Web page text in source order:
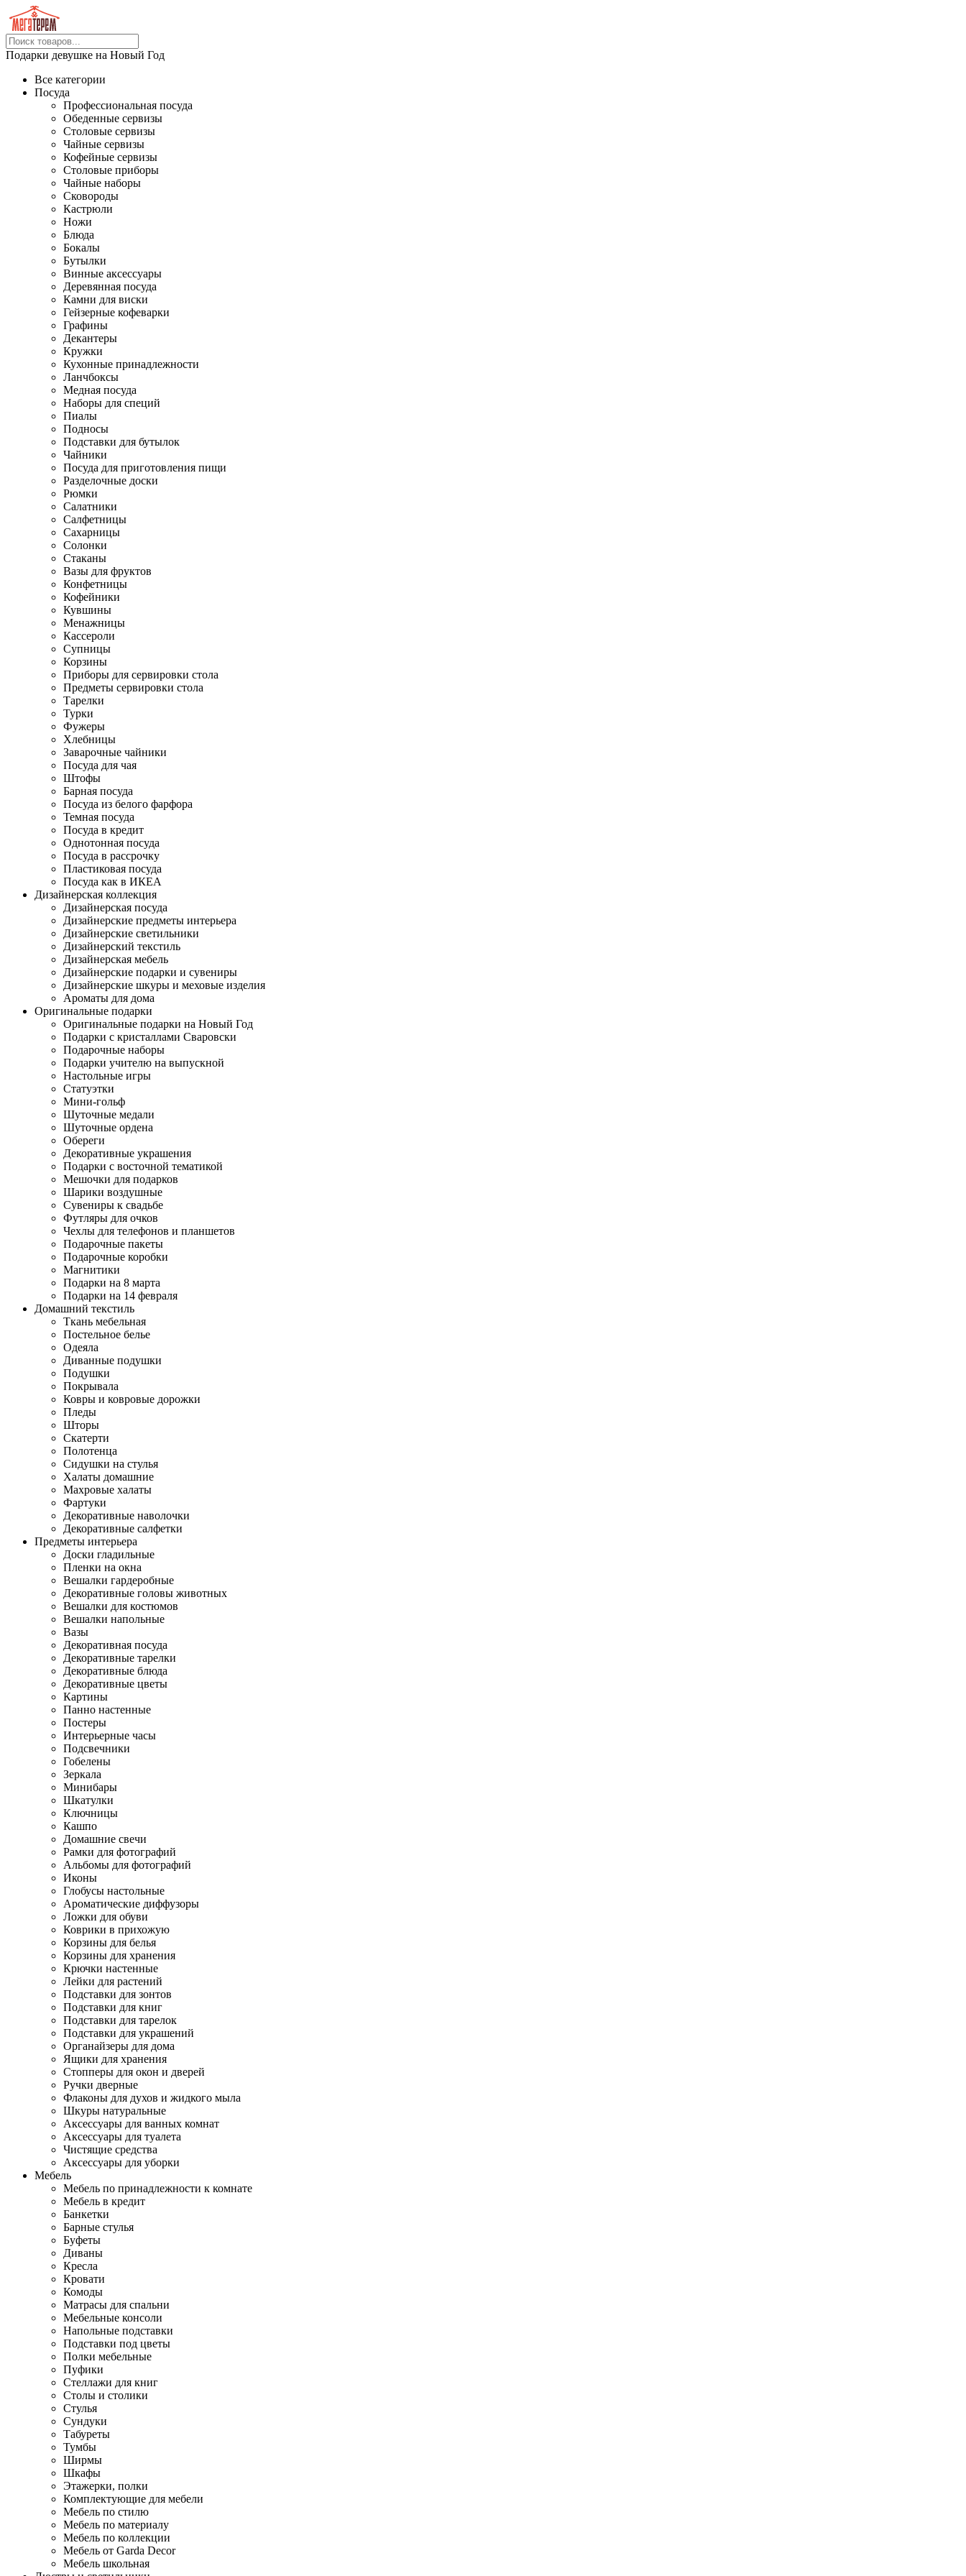
Подарки девушке на Новый Год
Все категории
Посуда
Профессиональная посуда
Обеденные сервизы
Столовые сервизы
Чайные сервизы
Кофейные сервизы
Столовые приборы
Чайные наборы
Сковороды
Кастрюли
Ножи
Блюда
Бокалы
Бутылки
Винные аксессуары
Деревянная посуда
Камни для виски
Гейзерные кофеварки
Графины
Декантеры
Кружки
Кухонные принадлежности
Ланчбоксы
Медная посуда
Наборы для специй
Пиалы
Подносы
Подставки для бутылок
Чайники
Посуда для приготовления пищи
Разделочные доски
Рюмки
Салатники
Салфетницы
Сахарницы
Солонки
Стаканы
Вазы для фруктов
Конфетницы
Кофейники
Кувшины
Менажницы
Кассероли
Супницы
Корзины
Приборы для сервировки стола
Предметы сервировки стола
Тарелки
Турки
Фужеры
Хлебницы
Заварочные чайники
Посуда для чая
Штофы
Барная посуда
Посуда из белого фарфора
Темная посуда
Посуда в кредит
Однотонная посуда
Посуда в рассрочку
Пластиковая посуда
Посуда как в ИКЕА
Дизайнерская коллекция
Дизайнерская посуда
Дизайнерские предметы интерьера
Дизайнерские светильники
Дизайнерский текстиль
Дизайнерская мебель
Дизайнерские подарки и сувениры
Дизайнерские шкуры и меховые изделия
Ароматы для дома
Оригинальные подарки
Оригинальные подарки на Новый Год
Подарки с кристаллами Сваровски
Подарочные наборы
Подарки учителю на выпускной
Настольные игры
Статуэтки
Мини-гольф
Шуточные медали
Шуточные ордена
Обереги
Декоративные украшения
Подарки с восточной тематикой
Мешочки для подарков
Шарики воздушные
Сувениры к свадьбе
Футляры для очков
Чехлы для телефонов и планшетов
Подарочные пакеты
Подарочные коробки
Магнитики
Подарки на 8 марта
Подарки на 14 февраля
Домашний текстиль
Ткань мебельная
Постельное белье
Одеяла
Диванные подушки
Подушки
Покрывала
Ковры и ковровые дорожки
Пледы
Шторы
Скатерти
Полотенца
Сидушки на стулья
Халаты домашние
Махровые халаты
Фартуки
Декоративные наволочки
Декоративные салфетки
Предметы интерьера
Доски гладильные
Пленки на окна
Вешалки гардеробные
Декоративные головы животных
Вешалки для костюмов
Вешалки напольные
Вазы
Декоративная посуда
Декоративные тарелки
Декоративные блюда
Декоративные цветы
Картины
Панно настенные
Постеры
Интерьерные часы
Подсвечники
Гобелены
Зеркала
Минибары
Шкатулки
Ключницы
Кашпо
Домашние свечи
Рамки для фотографий
Альбомы для фотографий
Иконы
Глобусы настольные
Ароматические диффузоры
Ложки для обуви
Коврики в прихожую
Корзины для белья
Корзины для хранения
Крючки настенные
Лейки для растений
Подставки для зонтов
Подставки для книг
Подставки для тарелок
Подставки для украшений
Органайзеры для дома
Ящики для хранения
Стопперы для окон и дверей
Ручки дверные
Флаконы для духов и жидкого мыла
Шкуры натуральные
Аксессуары для ванных комнат
Аксессуары для туалета
Чистящие средства
Аксессуары для уборки
Мебель
Мебель по принадлежности к комнате
Мебель в кредит
Банкетки
Барные стулья
Буфеты
Диваны
Кресла
Кровати
Комоды
Матрасы для спальни
Мебельные консоли
Напольные подставки
Подставки под цветы
Полки мебельные
Пуфики
Стеллажи для книг
Столы и столики
Стулья
Сундуки
Табуреты
Тумбы
Ширмы
Шкафы
Этажерки, полки
Комплектующие для мебели
Мебель по стилю
Мебель по материалу
Мебель по коллекции
Мебель от Garda Decor
Мебель школьная